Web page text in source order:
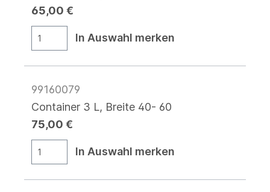
65,00 €
In Auswahl merken
99160079
Container 3 L, Breite 40- 60
75,00 €
In Auswahl merken